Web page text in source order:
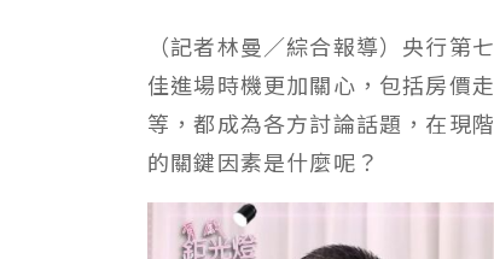
（記者林曼／綜合報導）央行第
佳進場時機更加關心，包括房價
等，都成為各方討論話題，在現
的關鍵因素是什麼呢？